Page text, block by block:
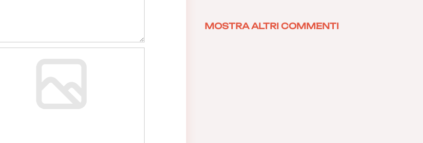
MOSTRA ALTRI COMMENTI